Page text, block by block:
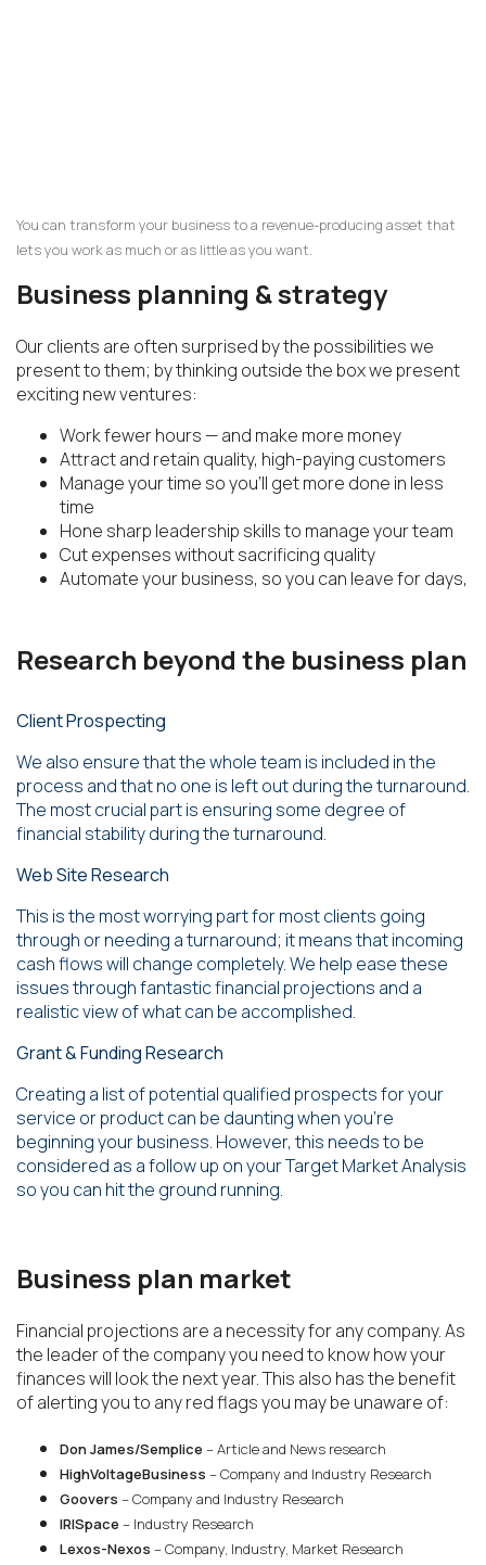
You can transform your business to a revenue-producing asset that
lets you work as much or as little as you want.
Business planning & strategy
Our clients are often surprised by the possibilities we
present to them; by thinking outside the box we present
exciting new ventures:
Work fewer hours — and make more money
Attract and retain quality, high-paying customers
Manage your time so you’ll get more done in less
time
Hone sharp leadership skills to manage your team
Cut expenses without sacrificing quality
Automate your business, so you can leave for days,
Research beyond the business plan
Client Prospecting
We also ensure that the whole team is included in the
process and that no one is left out during the turnaround.
The most crucial part is ensuring some degree of
financial stability during the turnaround.
Web Site Research
This is the most worrying part for most clients going
through or needing a turnaround; it means that incoming
cash flows will change completely. We help ease these
issues through fantastic financial projections and a
realistic view of what can be accomplished.
Grant & Funding Research
Creating a list of potential qualified prospects for your
service or product can be daunting when you’re
beginning your business. However, this needs to be
considered as a follow up on your Target Market Analysis
so you can hit the ground running.
Business plan market
Financial projections are a necessity for any company. As
the leader of the company you need to know how your
finances will look the next year. This also has the benefit
of alerting you to any red flags you may be unaware of:
Don James/Semplice – Article and News research
HighVoltageBusiness – Company and Industry Research
Goovers – Company and Industry Research
IRISpace – Industry Research
Lexos-Nexos – Company, Industry, Market Research